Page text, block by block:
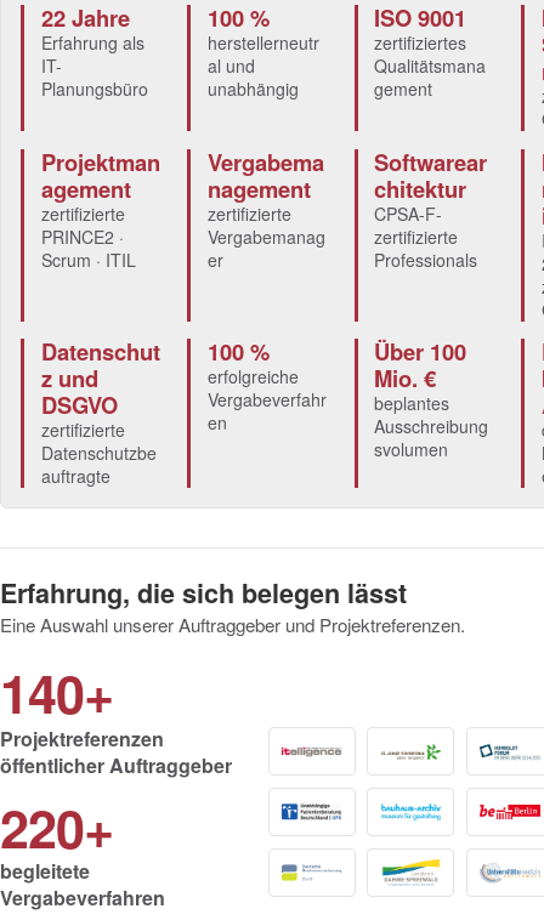
22 Jahre
Erfahrung als
IT-
Planungsbüro
100 %
herstellerneutr
al und
unabhängig
ISO 9001
zertifiziertes
Qualitätsmana
gement
Projektman
agement
zertifizierte
PRINCE2 ·
Scrum · ITIL
Vergabema
nagement
zertifizierte
Vergabemanag
er
Softwarear
chitektur
CPSA-F-
zertifizierte
Professionals
Datenschut
z und
DSGVO
zertifizierte
Datenschutzbe
auftragte
100 %
erfolgreiche
Vergabeverfahr
en
Über 100
Mio. €
beplantes
Ausschreibung
svolumen
Erfahrung, die sich belegen lässt
Eine Auswahl unserer Auftraggeber und Projektreferenzen.
140+
Projektreferenzen
öffentlicher Auftraggeber
220+
begleitete
Vergabeverfahren